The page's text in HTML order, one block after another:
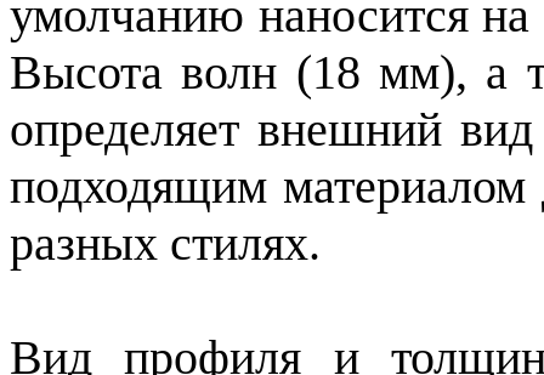
умолчанию наносится
Высота волн (18 мм), а
определяет внешний
подходящим
разных стилях.
Вид профиля и